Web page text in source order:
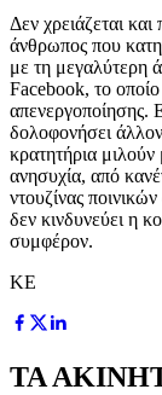
Δεν χρειάζεται
άνθρωπος που
με τη μεγαλύτερη
Facebook, το
απενεργοποίησης.
δολοφονήσει
κρατητήρια
ανησυχία, από
ντουζίνας
δεν κινδυνεύει η
συμφέρον.
ΚΕ
ΤΑ